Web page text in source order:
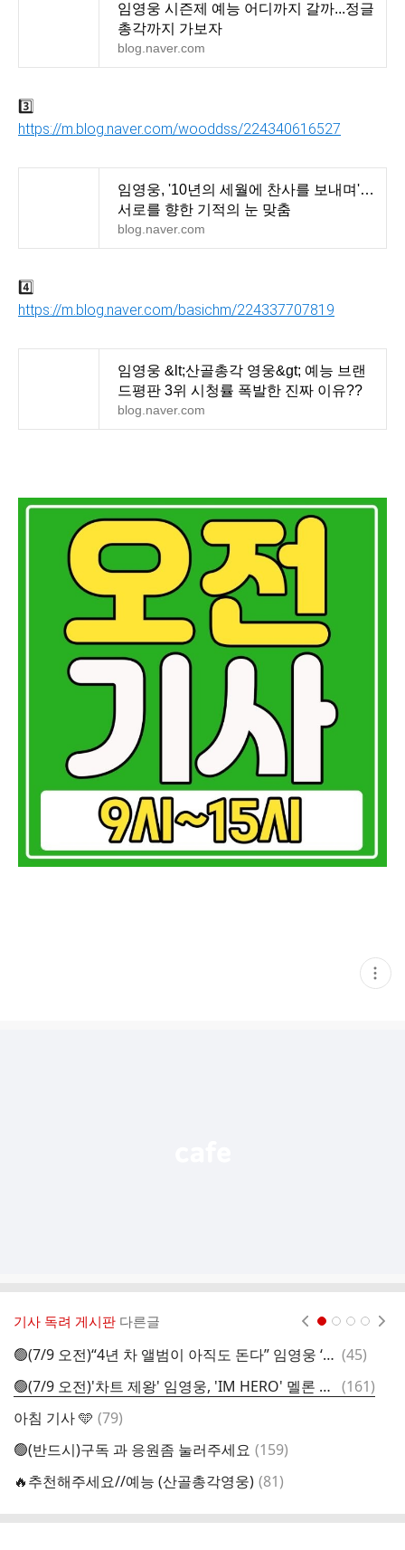
임영웅 시즌제 예능 어디까지 갈까...정글
총각까지 가보자
blog.naver.com
3️⃣
https://m.blog.naver.com/wooddss/224340616527
임영웅, '10년의 세월에 찬사를 보내며'…
서로를 향한 기적의 눈 맞춤
blog.naver.com
4️⃣
https://m.blog.naver.com/basichm/224337707819
임영웅 &lt;산골총각 영웅&gt; 예능 브랜
드평판 3위 시청률 폭발한 진짜 이유??
blog.naver.com
현
재
기사 독려 게시판 다른글
🟢(7/9 오전)“4년 차 앨범이 아직도 돈다” 임영웅 ‘IM HERO’, 멜론 46억 스트리밍 돌파🟢 댓
(45)
🟢(7/9 오전)'차트 제왕' 임영웅, 'IM HERO' 멜론 46억 돌파..메가 스테디셀러 신화 계속🟢 댓
글
(161)
아침 기사 🩵 댓
(79)
🟢(반드시)구독 과 응원좀 눌러주세요 댓
(159)
🔥추천해주세요//예능 (산골총각영웅) 댓
(81)